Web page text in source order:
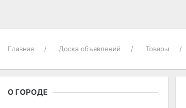
Главная Доска объявлений Товары
О ГОРОДЕ